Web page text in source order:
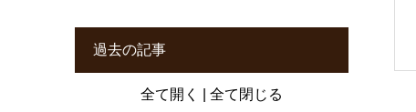
過去の記事
全て開く 全て閉じる